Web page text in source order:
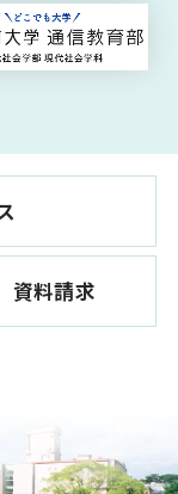
資料請求